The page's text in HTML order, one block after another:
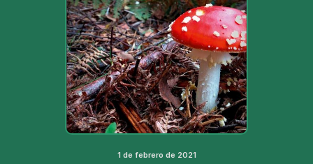
1 de febrero de 2021